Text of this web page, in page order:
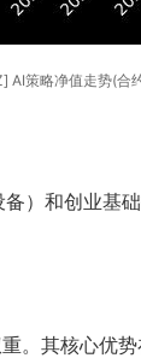
策略净值走势(合
和创业基
其核心优